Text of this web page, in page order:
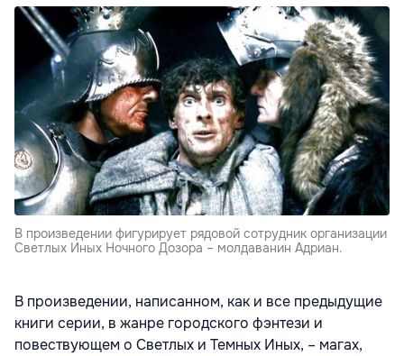
В произведении фигурирует рядовой сотрудник организации
Светлых Иных Ночного Дозора – молдаванин Адриан.
В произведении, написанном, как и все предыдущие
книги серии, в жанре городского фэнтези и
повествующем о Светлых и Темных Иных, – магах,